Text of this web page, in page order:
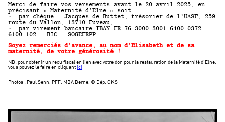
Merci de faire vos versements avant le 20 avril 2025, en
précisant « Maternité d’Elne » soit
•. par chèque : Jacques de Buttet, trésorier de l’UASF, 259
route du Vallon, 13710 Fuveau,
•. par virement bancaire IBAN FR 76 3000 3001 6400 0372
6100 102 BIC : SOGEFRPP
Soyez remerciés d’avance, au nom d’Elisabeth et de sa
maternité, de votre générosité !
NB: pour obtenir un reçu fiscal en lien avec votre don pour la restauration de la Maternité d’Elne,
vous pouvez le faire en cliquantici
Photos : Paul Senn, PFF, MBA Berne. © Dép. GKS